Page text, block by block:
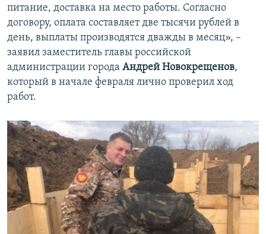
питание, доставка на место работы. Согласно
договору, оплата составляет две тысячи рублей в
день, выплаты производятся дважды в месяц», –
заявил заместитель главы российской
администрации города Андрей Новокрещенов,
который в начале февраля лично проверил ход
работ.